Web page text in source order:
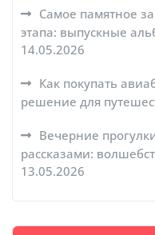
Самое памятное
этапа: выпускные
14.05.2026
Как покупать
решение для
Вечерние
рассказами:
13.05.2026